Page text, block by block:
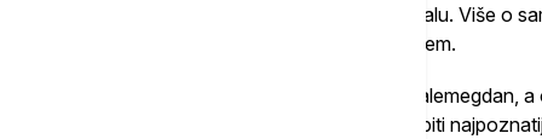
opština u oblastima koje su prioritet na lokalu. Više o
menadžerom projekta Nenadom Petkovićem.
Beogradski Burger Festival vraća se na Kalemegdan,
Tokom 11 dana festivala, Beograd će okupiti